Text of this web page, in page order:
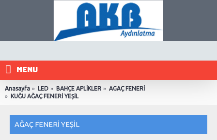
MENU
Anasayfa LED BAHÇE APLİKLER
AGAÇ FENERİ
KUĞU AĞAÇ FENERİ YEŞİL
AĞAÇ FENERİ YEŞİL